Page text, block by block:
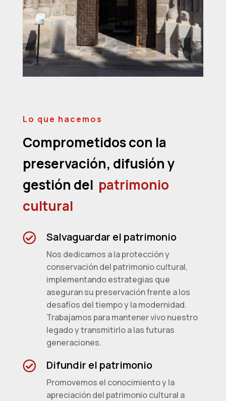
Lo que hacemos
Comprometidos con la
preservación, difusión y
gestión del patrimonio
cultural
 Salvaguardar el patrimonio
Nos dedicamos a la protección y
conservación del patrimonio cultural,
implementando estrategias que
aseguran su preservación frente a los
desafíos del tiempo y la modernidad.
Trabajamos para mantener vivo nuestro
legado y transmitirlo a las futuras
generaciones.
 Difundir el patrimonio
Promovemos el conocimiento y la
apreciación del patrimonio cultural a